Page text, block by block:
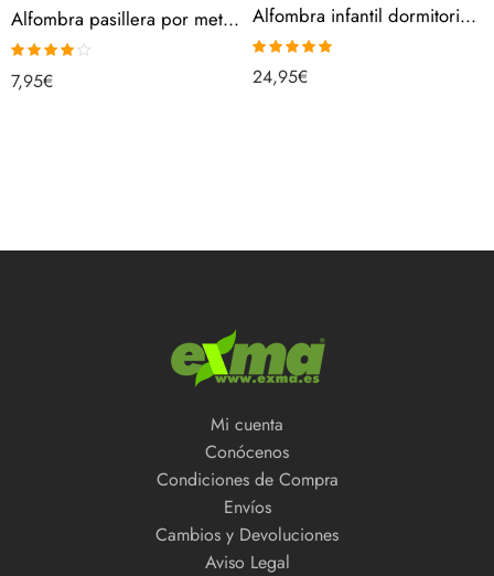
Alfombra pasillera por metros – Flor Ramas Beige Marrón Crema 715SP39
Valorado
con4.00
7,95€
Alfombra infantil dormitorio para niños niñas – Animales Granja 133×180 cms 7360005
Valorado con
5.00 de 5
24,95€
Mi cuenta
Conócenos
Condiciones de Compra
Envíos
Cambios y Devoluciones
Aviso Legal